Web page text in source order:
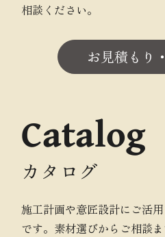
相談ください。
お見積もり
Catalog
カタログ
施工計画や意匠設計にご活
です。素材選びからご相談